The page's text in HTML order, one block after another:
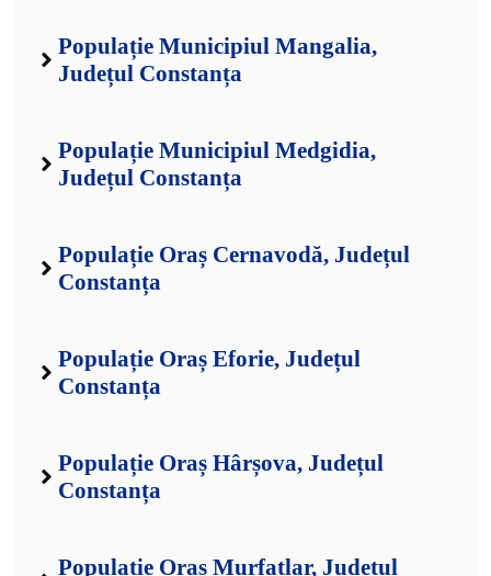
Populație Municipiul Mangalia,
Județul Constanța
Populație Municipiul Medgidia,
Județul Constanța
Populație Oraș Cernavodă, Județul
Constanța
Populație Oraș Eforie, Județul
Constanța
Populație Oraș Hârșova, Județul
Constanța
Populație Oraș Murfatlar, Județul